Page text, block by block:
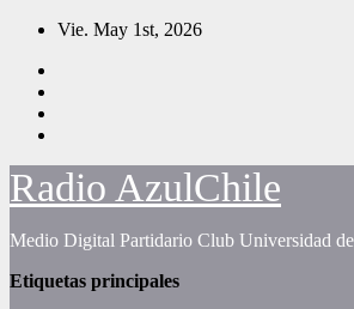
Saltar
contenido
Vie. May 1st, 2026
Radio AzulChile
Medio Digital Partidario Club Universidad
Etiquetas principales